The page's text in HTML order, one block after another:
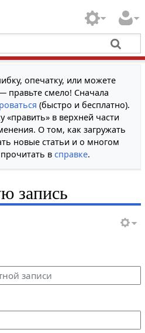
опечатку, или можете
правьте смело! Сначала
(быстро и бесплатно).
«править» в верхней части
О том, как загружать
новые статьи и о многом
в справке.
запись